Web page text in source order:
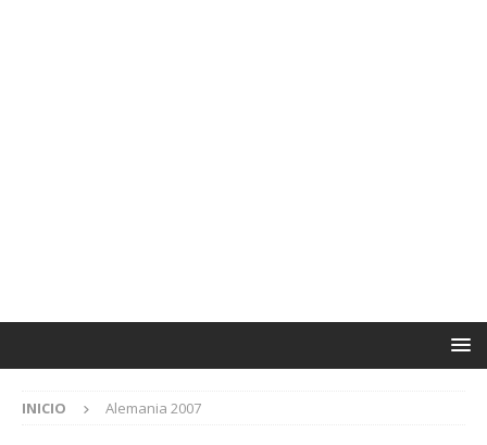
INICIO Alemania 2007